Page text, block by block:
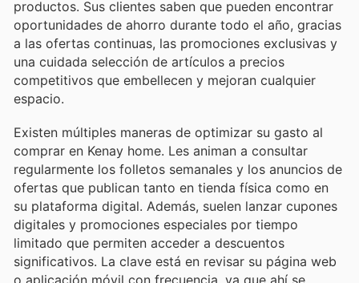
productos. Sus clientes saben que pueden encontrar
oportunidades de ahorro durante todo el año, gracias
a las ofertas continuas, las promociones exclusivas y
una cuidada selección de artículos a precios
competitivos que embellecen y mejoran cualquier
espacio.
Existen múltiples maneras de optimizar su gasto al
comprar en Kenay home. Les animan a consultar
regularmente los folletos semanales y los anuncios de
ofertas que publican tanto en tienda física como en
su plataforma digital. Además, suelen lanzar cupones
digitales y promociones especiales por tiempo
limitado que permiten acceder a descuentos
significativos. La clave está en revisar su página web
o aplicación móvil con frecuencia, ya que ahí se